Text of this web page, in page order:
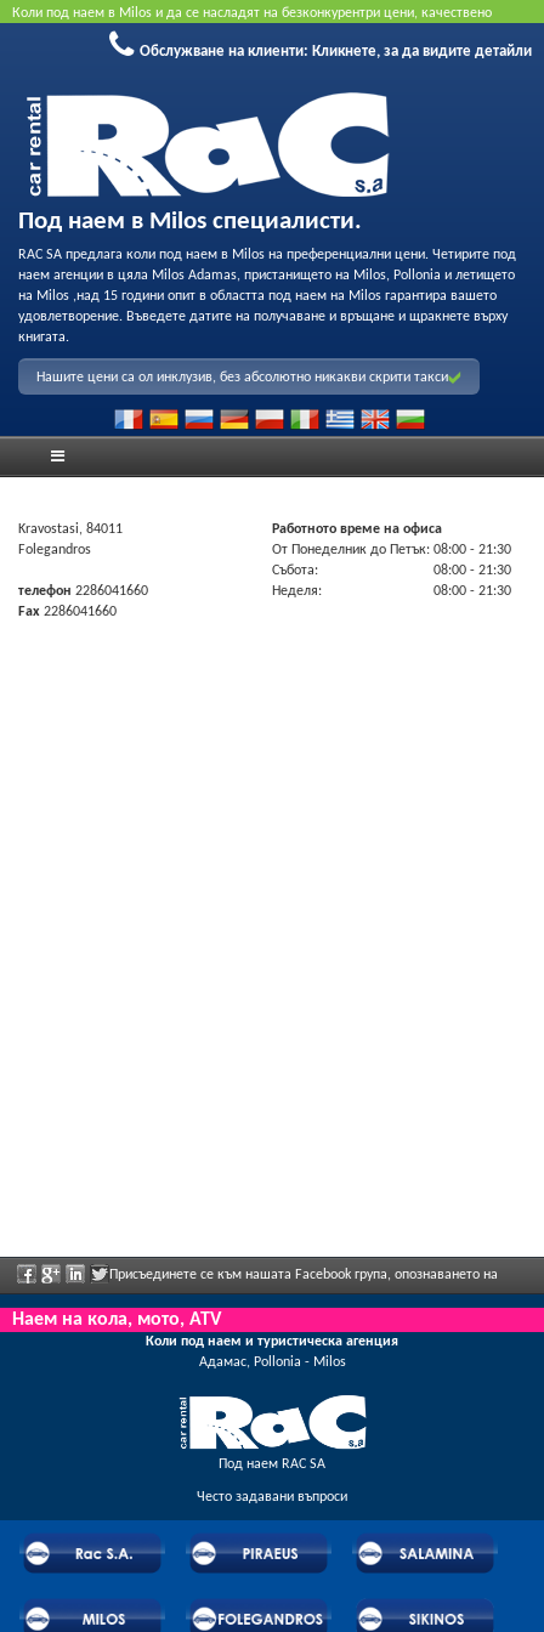
Коли под наем в Milos и да се насладят на безконкурентри цени, качествено
обслужване и възможност за професионален запис на нашия флот. Резервирайте
онлайн, за да получите най-добрата цена. Не се изисква кредитна карта.
Обслужване на клиенти: Кликнете, за да видите детайли
Под наем в Milos специалисти.
RAC SA предлага коли под наем в Milos на преференциални цени. Четирите под
наем агенции в цяла Milos Adamas, пристанището на Milos, Pollonia и летището
на Milos ,над 15 години опит в областта под наем на Milos гарантира вашето
удовлетворение. Въведете датите на получаване и връщане и щракнете върху
книгата.
Нашите цени са ол инклузив, без абсолютно никакви скрити такси
Kravostasi, 84011
Folegandros
телефон 2286041660
Fax 2286041660
Работното време на офиса
От Πонеделник до Πетък: 08:00 - 21:30
Събота:
08:00 - 21:30
Неделя:
08:00 - 21:30
Присъединете се към нашата Facebook група, опознаването на
персонала, моля, изпратете ни обратна информация и да се насладите редовно
рекламираните отстъпки и предложения.
Наем на кола, мото, ATV
Коли под наем и туристическа агенция
Адамас, Pollonia - Milos
Под наем RAC SA
Често задавани въпроси